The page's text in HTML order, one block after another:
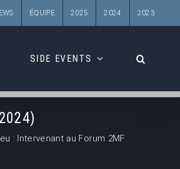
ÉQUIPE 2025 2024 2023
SIDE EVENTS
: Intervenant au Forum 2MF